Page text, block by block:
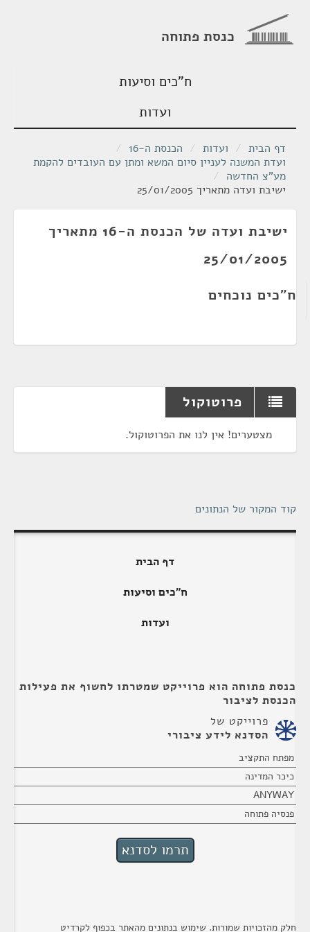
כנסת פתוחה
ח"כים וסיעות
ועדות
דף הבית / ועדות / הכנסת ה-16
/
ועדת המשנה לעניין סיום המשא ומתן עם העובדים להקמת
מע"צ החדשה /
ישיבת ועדה מתאריך 25/01/2005
ישיבת ועדה של הכנסת ה-16 מתאריך
25/01/2005
ח"כים נוכחים
פרוטוקול
מצטערים! אין לנו את הפרוטוקול.
קוד המקור של הנתונים
דף הבית
ח"כים וסיעות
ועדות
כנסת פתוחה הוא פרוייקט שמטרתו לחשוף את פעילות
הכנסת לציבור
פרוייקט של
הסדנא לידע ציבורי
מפתח התקציב
כיכר המדינה
ANYWAY
פנסיה פתוחה
חלק מהזכויות שמורות. שימוש בנתונים מהאתר בכפוף לקרדיט